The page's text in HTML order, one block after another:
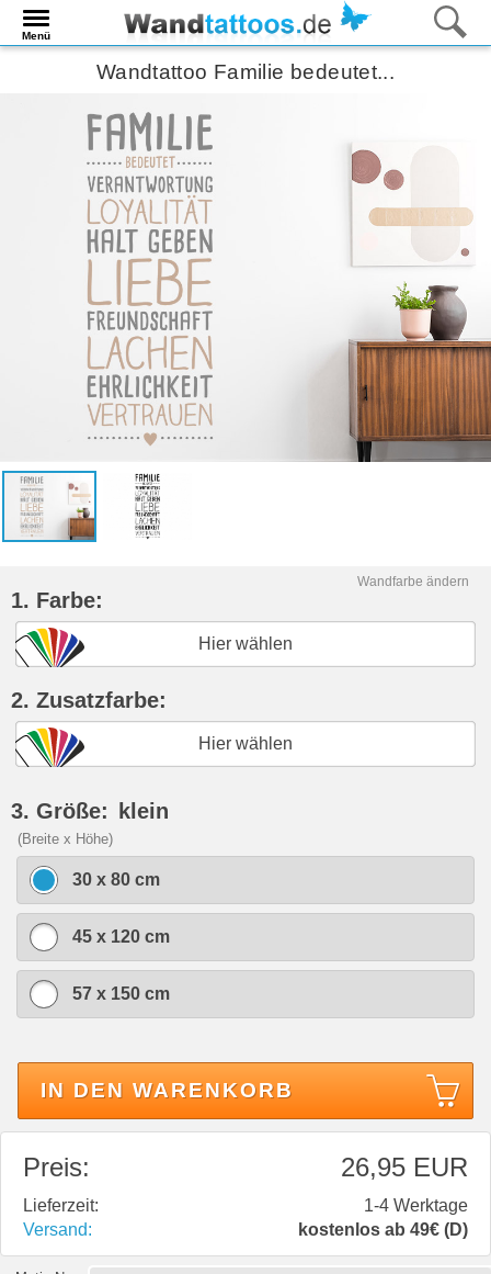
Menü
Wandtattoo Familie bedeutet...
Wandfarbe ändern
1. Farbe:
Hier wählen
2. Zusatzfarbe:
Hier wählen
3. Größe: klein
(Breite x Höhe)
30 x 80 cm
45 x 120 cm
57 x 150 cm
IN DEN WARENKORB
Preis: 26,95 EUR
Lieferzeit:
1-4 Werktage
Versand:
kostenlos ab 49€ (D)